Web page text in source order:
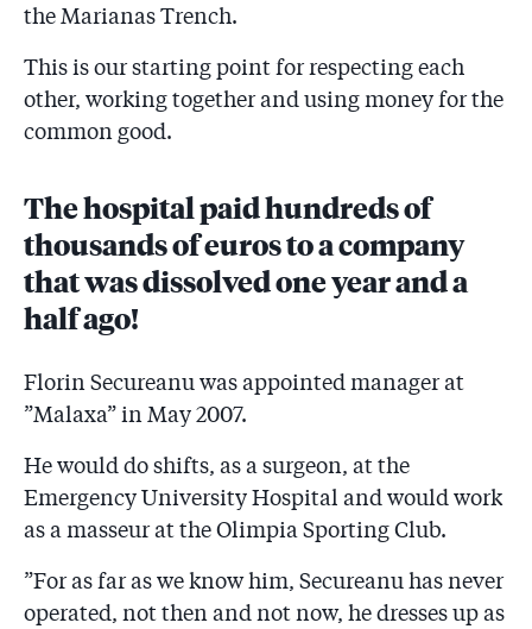
the Marianas Trench.
This is our starting point for respecting each
other, working together and using money for the
common good.
The hospital paid hundreds of
thousands of euros to a company
that was dissolved one year and a
half ago!
Florin Secureanu was appointed manager at
”Malaxa” in May 2007.
He would do shifts, as a surgeon, at the
Emergency University Hospital and would work
as a masseur at the Olimpia Sporting Club.
”For as far as we know him, Secureanu has never
operated, not then and not now, he dresses up as